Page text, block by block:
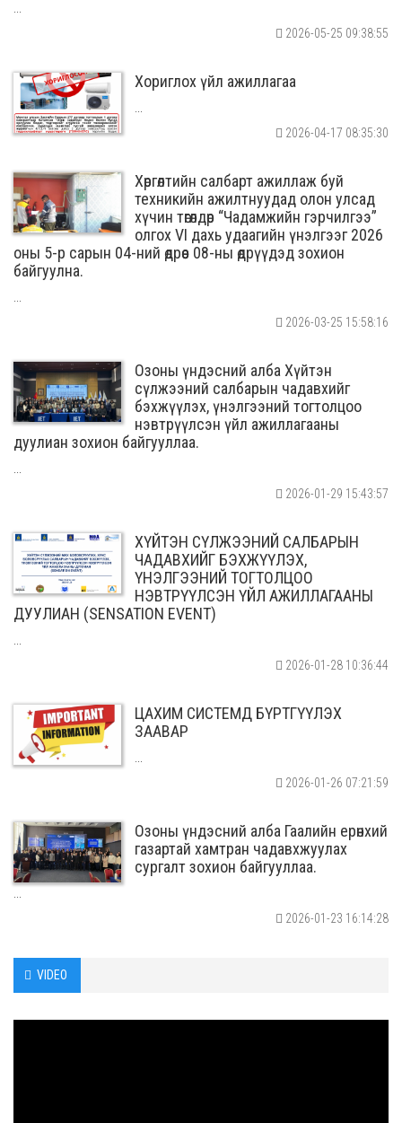
...
2026-05-25 09:38:55
Хориглох үйл ажиллагаа
...
2026-04-17 08:35:30
Хөргөлтийн салбарт ажиллаж буй
техникийн ажилтнуудад олон улсад
хүчин төгөлдөр “Чадамжийн гэрчилгээ”
олгох VI дахь удаагийн үнэлгээг 2026
оны 5-р сарын 04-ний өдрөөс 08-ны өдрүүдэд зохион
байгуулна.
...
2026-03-25 15:58:16
Озоны үндэсний алба Хүйтэн
сүлжээний салбарын чадавхийг
бэхжүүлэх, үнэлгээний тогтолцоо
нэвтрүүлсэн үйл ажиллагааны
дуулиан зохион байгууллаа.
...
2026-01-29 15:43:57
ХҮЙТЭН СҮЛЖЭЭНИЙ САЛБАРЫН
ЧАДАВХИЙГ БЭХЖҮҮЛЭХ,
ҮНЭЛГЭЭНИЙ ТОГТОЛЦОО
НЭВТРҮҮЛСЭН ҮЙЛ АЖИЛЛАГААНЫ
ДУУЛИАН (SENSATION EVENT)
...
2026-01-28 10:36:44
ЦАХИМ СИСТЕМД БҮРТГҮҮЛЭХ
ЗААВАР
...
2026-01-26 07:21:59
Озоны үндэсний алба Гаалийн ерөнхий
газартай хамтран чадавхжуулах
сургалт зохион байгууллаа.
...
2026-01-23 16:14:28
VIDEO